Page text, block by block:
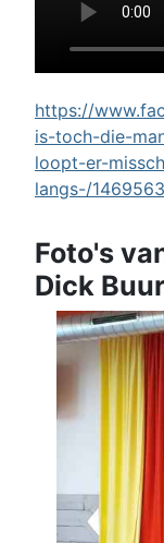
https://
is-toch-die-
loopt-er-
langs-/
Foto's
Dick